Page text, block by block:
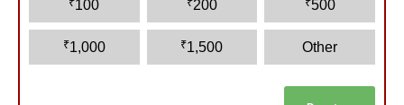
100 200 500
₹1,000 ₹1,500 Other